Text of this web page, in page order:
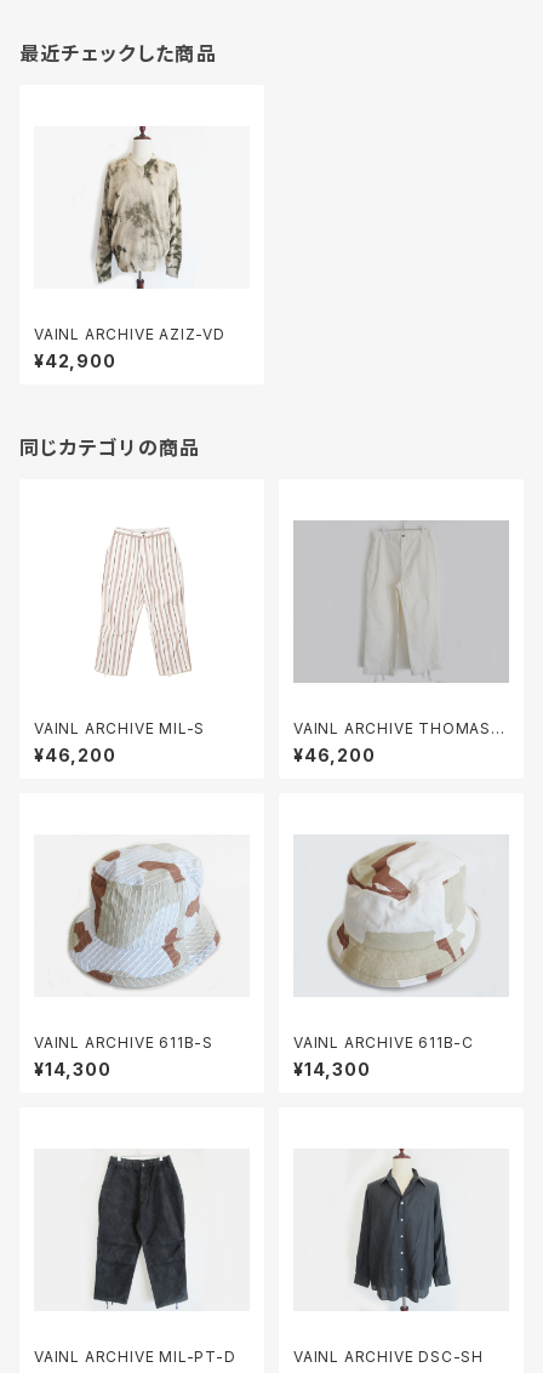
最近チェックした商品
VAINL ARCHIVE AZIZ-VD
¥42,900
同じカテゴリの商品
VAINL ARCHIVE MIL-S
¥46,200
VAINL ARCHIVE THOMAS-
D
¥46,200
VAINL ARCHIVE 611B-S
¥14,300
VAINL ARCHIVE 611B-C
¥14,300
VAINL ARCHIVE MIL-PT-D VAINL ARCHIVE DSC-SH